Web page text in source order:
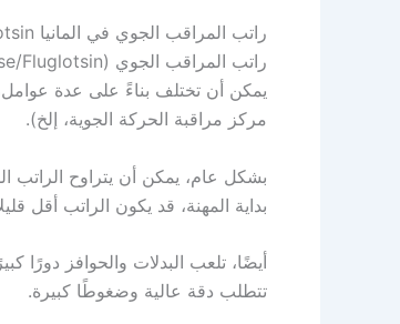
راتب المراقب الجوي في المانيا Fluglotse/-lotsin
يمكن أن تختلف بناءً على عدة عوامل،
مركز مراقبة الحركة الجوية، إلخ).
بشكل عام، يمكن أن يتراوح الراتب
بداية المهنة، قد يكون الراتب أقل
أيضًا، تلعب البدلات والحوافز دورًا
تتطلب دقة عالية وضغوطًا كبيرة.